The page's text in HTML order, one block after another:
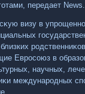
передает
визу в
Евросоюз в
научных,
международных